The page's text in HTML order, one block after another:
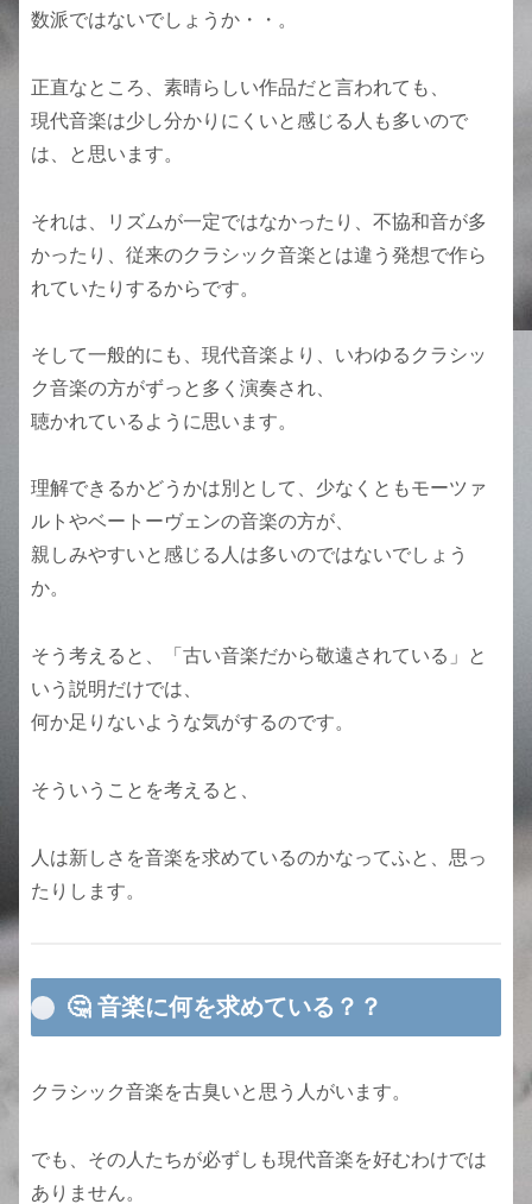
数派ではないでしょうか・・。
正直なところ、素晴らしい作品だと言われても、
現代音楽は少し分かりにくいと感じる人も多いので
は、と思います。
それは、リズムが一定ではなかったり、不協和音が多
かったり、従来のクラシック音楽とは違う発想で作ら
れていたりするからです。
そして一般的にも、現代音楽より、いわゆるクラシッ
ク音楽の方がずっと多く演奏され、
聴かれているように思います。
理解できるかどうかは別として、少なくともモーツァ
ルトやベートーヴェンの音楽の方が、
親しみやすいと感じる人は多いのではないでしょう
か。
そう考えると、「古い音楽だから敬遠されている」と
いう説明だけでは、
何か足りないような気がするのです。
そういうことを考えると、
人は新しさを音楽を求めているのかなってふと、思っ
たりします。
🤔 音楽に何を求めている？？
クラシック音楽を古臭いと思う人がいます。
でも、その人たちが必ずしも現代音楽を好むわけでは
ありません。